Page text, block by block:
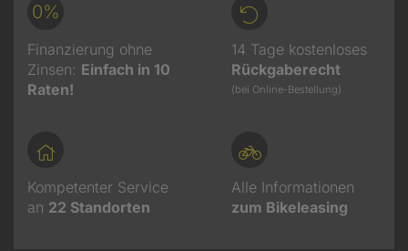
0%
Finanzierung ohne
Zinsen: Einfach in 10
Raten!
14 Tage kostenloses
Rückgaberecht
(bei Online-Bestellung)
Kompetenter Service
an 22 Standorten
Alle Informationen
zum Bikeleasing